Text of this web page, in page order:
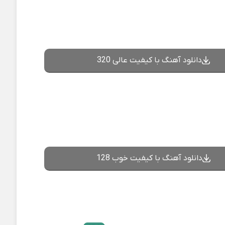
دانلود آهنگ با کیفیت عالی 320
دانلود آهنگ با کیفیت خوب 128